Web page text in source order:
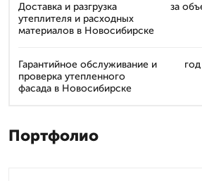
Доставка и разгрузка
утеплителя и расходных
материалов в Новосибирске
за
Гарантийное обслуживание и
проверка утепленного
фасада в Новосибирске
год
Портфолио